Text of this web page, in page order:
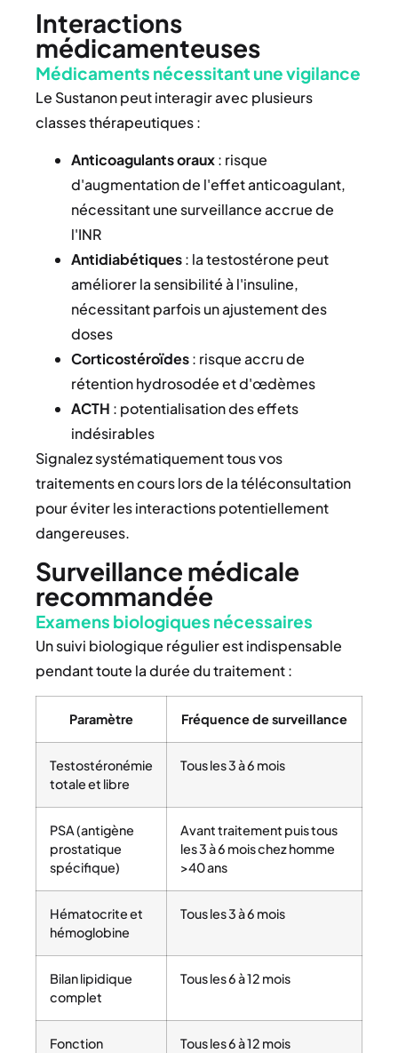
Interactions
médicamenteuses
Médicaments nécessitant une vigilance
Le Sustanon peut interagir avec plusieurs
classes thérapeutiques :
Anticoagulants oraux: risque
d'augmentation de l'effet anticoagulant,
nécessitant une surveillance accrue de
l'INR
Antidiabétiques: la testostérone peut
améliorer la sensibilité à l'insuline,
nécessitant parfois un ajustement des
doses
Corticostéroïdes: risque accru de
rétention hydrosodée et d'œdèmes
ACTH : potentialisation des effets
indésirables
Signalez systématiquement tous vos
traitements en cours lors de la téléconsultation
pour éviter les interactions potentiellement
dangereuses.
Surveillance médicale
recommandée
Examens biologiques nécessaires
Un suivi biologique régulier est indispensable
pendant toute la durée du traitement :
Paramètre Fréquence de surveillance
Testostéronémie
totale et libre
Tous les 3 à 6 mois
PSA (antigène
prostatique
spécifique)
Avant traitement puis tous
les 3 à 6 mois chez homme
>40 ans
Hématocrite et
hémoglobine
Tous les 3 à 6 mois
Bilan lipidique
complet
Tous les 6 à 12 mois
Fonction
Tous les 6 à 12 mois